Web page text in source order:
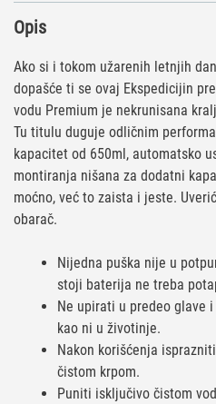
Opis
Ako si i tokom užarenih letnjih
dopašće ti se ovaj Ekspedicijin
vodu Premium je nekrunisana
Tu titulu duguje odličnim
kapacitet od 650ml, automatsko
montiranja nišana za dodatni
moćno, već to zaista i jeste.
obarač.
Nijedna puška nije u
stoji baterija ne treba
Ne upirati u predeo glave
kao ni u životinje.
Nakon korišćenja
čistom krpom.
Puniti isključivo čistom